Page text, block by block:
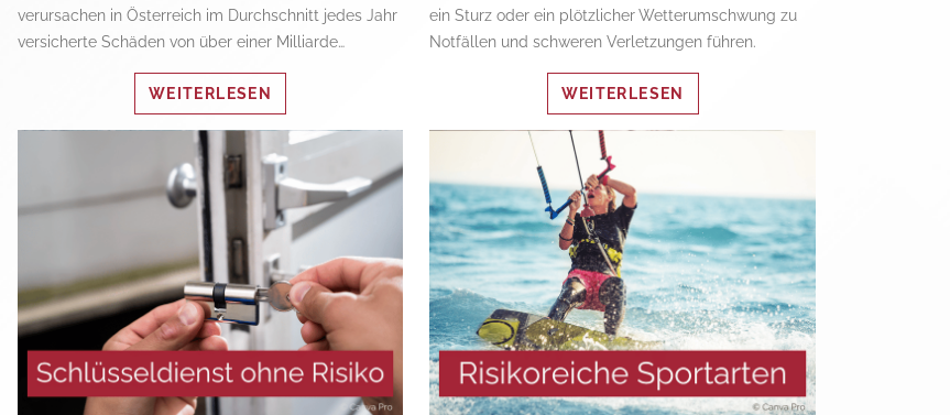
verursachen in Österreich im Durchschnitt jedes Jahr
versicherte Schäden von über einer Milliarde…
WEITERLESEN
ein Sturz oder ein plötzlicher Wetterumschwung zu
Notfällen und schweren Verletzungen führen.
WEITERLESEN